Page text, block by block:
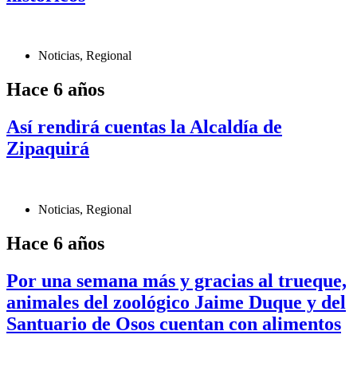
Noticias, Regional
Hace 6 años
Así rendirá cuentas la Alcaldía de
Zipaquirá
Noticias, Regional
Hace 6 años
Por una semana más y gracias al trueque,
animales del zoológico Jaime Duque y del
Santuario de Osos cuentan con alimentos